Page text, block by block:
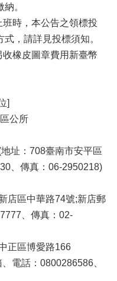
。
時，本公告之領標投
，請詳見投標須知。
橡皮圖章費用新臺幣
]
公所
址：708臺南市安平區
、傳真：06-2950218)
店區中華路74號;新店郵
、傳真：02-
正區博愛路166
電話：0800286586、